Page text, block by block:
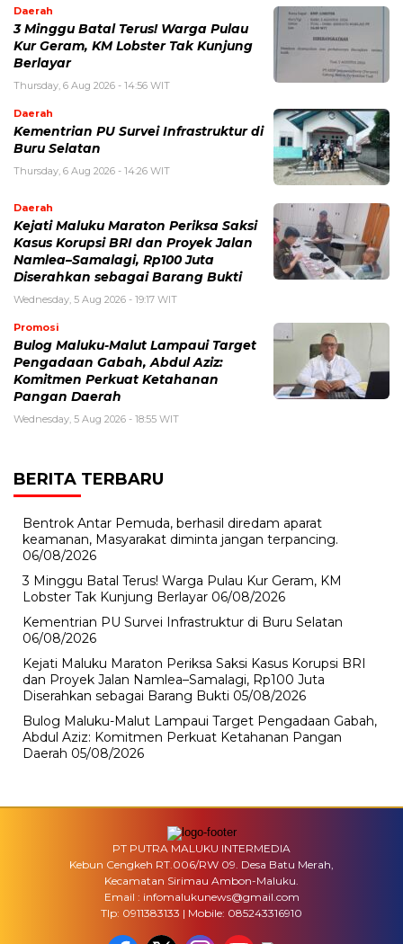
Daerah
3 Minggu Batal Terus! Warga Pulau
Kur Geram, KM Lobster Tak Kunjung
Berlayar
Thursday, 6 Aug 2026 - 14:56 WIT
Daerah
Kementrian PU Survei Infrastruktur di
Buru Selatan
Thursday, 6 Aug 2026 - 14:26 WIT
Daerah
Kejati Maluku Maraton Periksa Saksi
Kasus Korupsi BRI dan Proyek Jalan
Namlea–Samalagi, Rp100 Juta
Diserahkan sebagai Barang Bukti
Wednesday, 5 Aug 2026 - 19:17 WIT
Promosi
Bulog Maluku-Malut Lampaui Target
Pengadaan Gabah, Abdul Aziz:
Komitmen Perkuat Ketahanan
Pangan Daerah
Wednesday, 5 Aug 2026 - 18:55 WIT
BERITA TERBARU
Bentrok Antar Pemuda, berhasil diredam aparat
keamanan, Masyarakat diminta jangan terpancing.
06/08/2026
3 Minggu Batal Terus! Warga Pulau Kur Geram, KM
Lobster Tak Kunjung Berlayar 06/08/2026
Kementrian PU Survei Infrastruktur di Buru Selatan
06/08/2026
Kejati Maluku Maraton Periksa Saksi Kasus Korupsi BRI
dan Proyek Jalan Namlea–Samalagi, Rp100 Juta
Diserahkan sebagai Barang Bukti 05/08/2026
Bulog Maluku-Malut Lampaui Target Pengadaan Gabah,
Abdul Aziz: Komitmen Perkuat Ketahanan Pangan
Daerah 05/08/2026
PT PUTRA MALUKU INTERMEDIA
Kebun Cengkeh RT.006/RW 09. Desa Batu Merah,
Kecamatan Sirimau Ambon-Maluku.
Email : infomalukunews@gmail.com
Tlp: 0911383133 | Mobile: 085243316910